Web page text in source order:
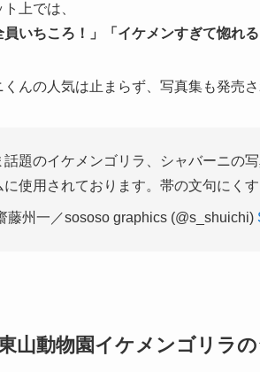
上では、
員いちころ！」「イケメンすぎて惚れ
くんの人気は止まらず、写真集も発売
話題のイケメンゴリラ、シャバーニの
に使用されております。帯の文句にく
州一／sososo graphics (@s_shuichi)
東山動物園イケメンゴリラ